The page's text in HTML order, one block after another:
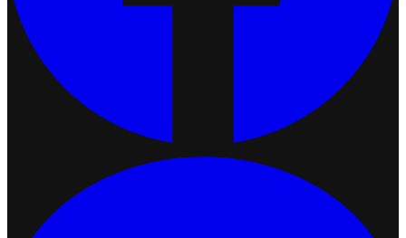
เชื่อมต่อ Ketshopweb MCP กับ Claude
2026-07-13 17:34:51